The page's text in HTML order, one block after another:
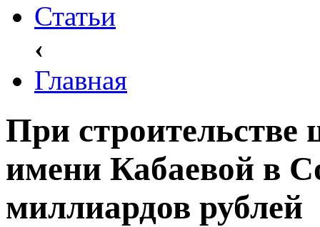
Статьи
‹
Главная
При строительстве
имени Кабаевой в
миллиардов рублей